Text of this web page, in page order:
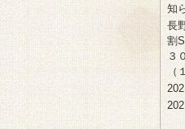
知
長
割
３
（